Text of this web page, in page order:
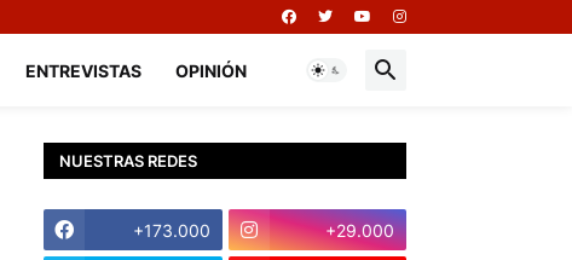
ENTREVISTAS OPINIÓN
NUESTRAS REDES
+173.000 +29.000